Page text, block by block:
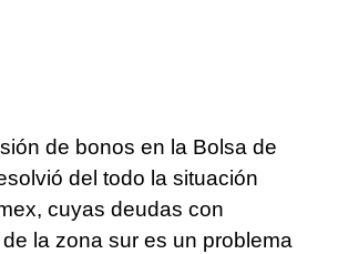
de bonos en la Bolsa de
del todo la situación
cuyas deudas con
la zona sur es un problema